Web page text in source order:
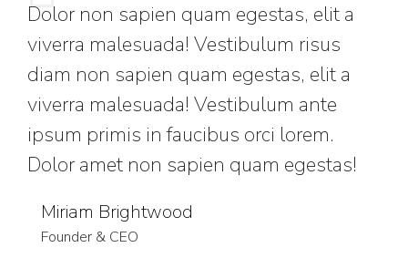
Dolor non sapien quam egestas, elit a
viverra malesuada! Vestibulum risus
diam non sapien quam egestas, elit a
viverra malesuada! Vestibulum ante
ipsum primis in faucibus orci lorem.
Dolor amet non sapien quam egestas!
Miriam Brightwood
Founder & CEO